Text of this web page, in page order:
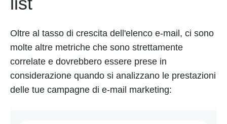
Oltre al tasso di crescita dell'elenco e-mail, ci sono
molte altre metriche che sono strettamente
correlate e dovrebbero essere prese in
considerazione quando si analizzano le prestazioni
delle tue campagne di e-mail marketing: